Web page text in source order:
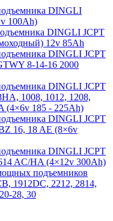
DINGLI
100Ah)
DINGLI JCPT
12v 85Ah
DINGLI JCPT
8-14-16 2000
DINGLI JCPT
1008, 1012, 1208,
(4×6v 185 - 225Ah)
DINGLI JCPT
16, 18 AE (8×6v
DINGLI JCPT
AC/HA (4×12v 300Ah)
подъемников
1912DC, 2212, 2814,
28, 30